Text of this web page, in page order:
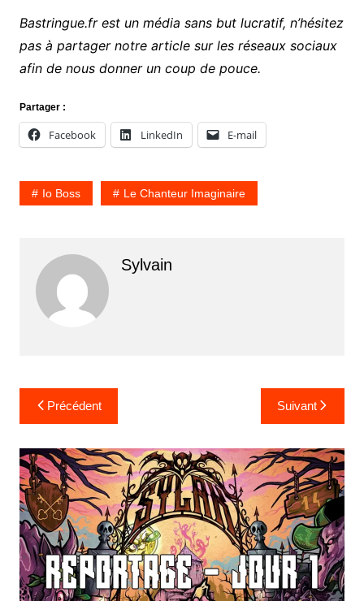
Bastringue.fr est un média sans but lucratif, n’hésitez
pas à partager notre article sur les réseaux sociaux
afin de nous donner un coup de pouce.
Partager :
Facebook LinkedIn E-mail
Io Boss Le Chanteur Imaginaire
Sylvain
Navigation
de
l’article
Précédent Suivant